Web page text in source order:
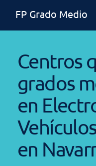
FP Grado Medio
Centros
grados
en
en